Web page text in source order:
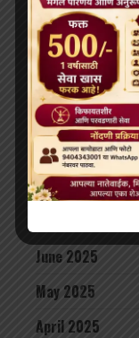
January 2026
December 2025
November 2025
October 2025
September 2025
August 2025
June 2025
May 2025
April 2025